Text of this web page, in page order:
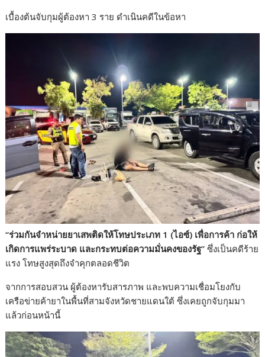
เบื้องต้นจับกุมผู้ต้องหา 3 ราย ดำเนินคดีในข้อหา
“ร่วมกันจำหน่ายยาเสพติดให้โทษประเภท 1 (ไอซ์) เพื่อการค้า ก่อให้
เกิดการแพร่ระบาด และกระทบต่อความมั่นคงของรัฐ” ซึ่งเป็นคดีร้าย
แรง โทษสูงสุดถึงจำคุกตลอดชีวิต
จากการสอบสวน ผู้ต้องหารับสารภาพ และพบความเชื่อมโยงกับ
เครือข่ายค้ายาในพื้นที่สามจังหวัดชายแดนใต้ ซึ่งเคยถูกจับกุมมา
แล้วก่อนหน้านี้